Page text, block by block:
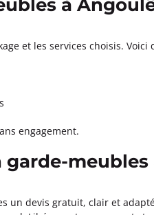
à
et les services choisis.
engagement.
un devis gratuit, clair et